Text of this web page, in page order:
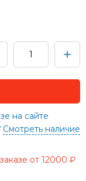
Смотреть наличие
от 12000 ₽
на сайте